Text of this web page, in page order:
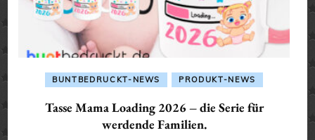
BUNTBEDRUCKT-NEWS PRODUKT-NEWS
Tasse Mama Loading 2026 – die Serie für
werdende Familien.